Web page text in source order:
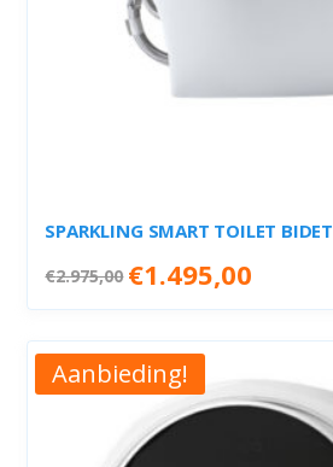
SPARKLING SMART TOILET BIDET
€2.975,00 Oorspronkelijke
prijs
€2.975,00.
€1.495,00
€1.495,00.
Aanbieding!